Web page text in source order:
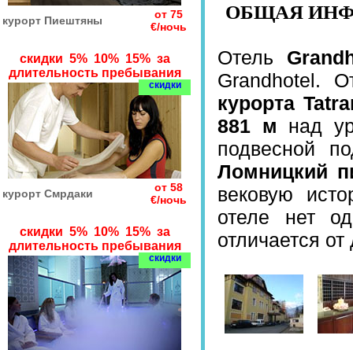
курорт Пиештяны
от 75
€/ночь
скидки 5% 10% 15% за
длительность пребывания
скидки
курорт Смрдаки
от 58
€/ночь
скидки 5% 10% 15% за
длительность пребывания
скидки
ОБЩАЯ
Отель
Grandhotel.
курорта
881 м над
подвесной
Ломницкий
вековую
отеле нет
отличается от